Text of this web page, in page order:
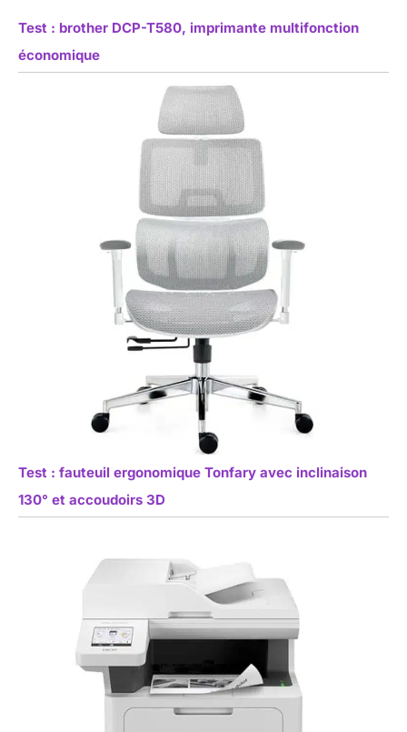
Test : brother DCP-T580, imprimante multifonction
économique
Test : fauteuil ergonomique Tonfary avec inclinaison
130° et accoudoirs 3D